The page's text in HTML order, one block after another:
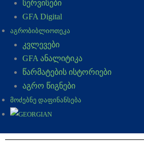
სერვისები
GFA Digital
ᲐᲒᲠᲝᲑᲘᲑᲚᲘᲝᲗᲔᲙᲐ
კვლევები
GFA ანალიტიკა
წარმატების ისტორიები
აგრო წიგნები
ᲛᲝᲫᲔᲑᲜᲔ ᲓᲐᲤᲘᲜᲐᲜᲡᲔᲑᲐ